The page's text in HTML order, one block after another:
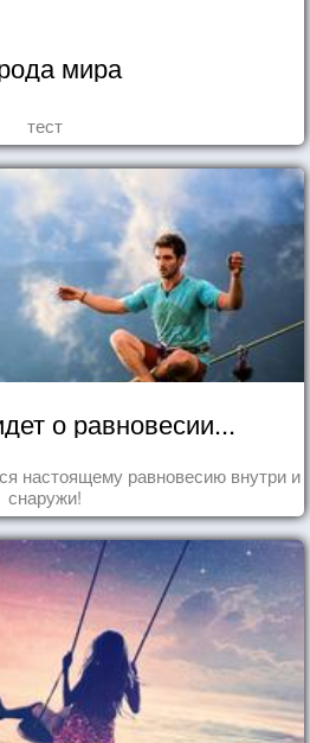
мира
тест
о равновесии...
настоящему равновесию внутри и
снаружи!